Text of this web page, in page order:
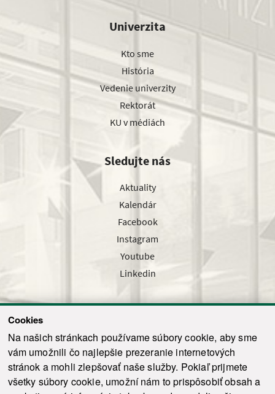
Cookies
Na našich stránkach používame súbory cookie, aby sme
vám umožnili čo najlepšie prezeranie internetových
stránok a mohli zlepšovať naše služby. Pokiaľ prijmete
všetky súbory cookie, umožní nám to prispôsobiť obsah a
Univerzita
Kto sme
História
Vedenie univerzity
Rektorát
KU v médiách
Sledujte nás
Aktuality
Kalendár
Facebook
Instagram
Youtube
Linkedin